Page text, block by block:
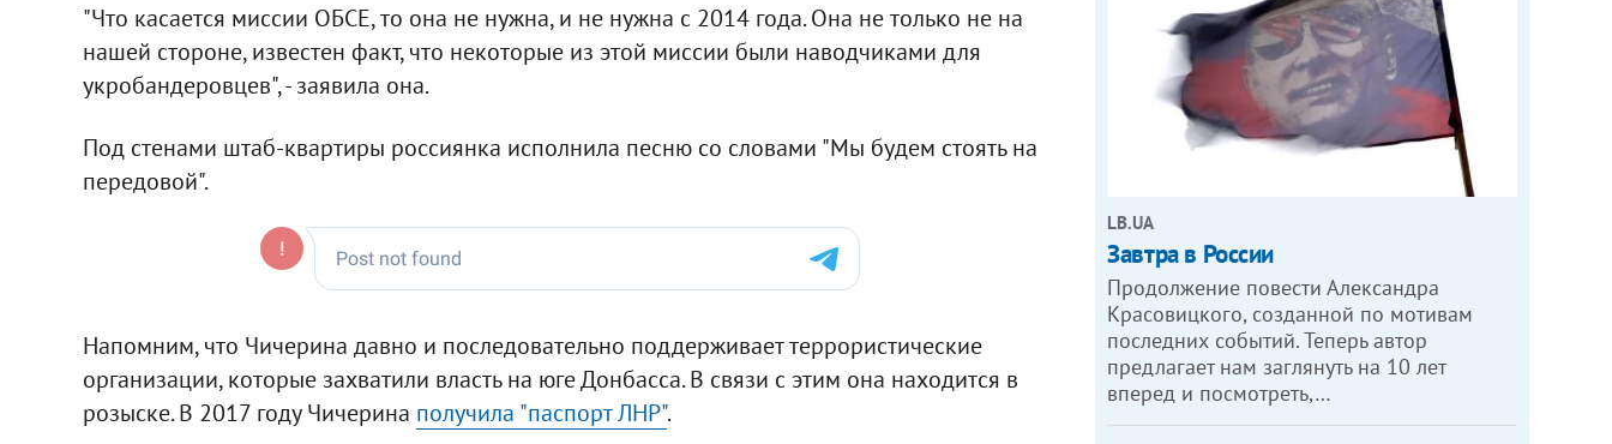
"Что касается миссии ОБСЕ, то она не нужна, и не нужна с 2014 года. Она не только не на
нашей стороне, известен факт, что некоторые из этой миссии были наводчиками для
укробандеровцев", - заявила она.
Под стенами штаб-квартиры россиянка исполнила песню со словами "Мы будем стоять на
передовой".
Напомним, что Чичерина давно и последовательно поддерживает террористические
организации, которые захватили власть на юге Донбасса. В связи с этим она находится в
розыске. В 2017 году Чичерина получила "паспорт ЛНР".
LB.UA
Завтра в России
Продолжение повести Александра
Красовицкого, созданной по мотивам
последних событий. Теперь автор
предлагает нам заглянуть на 10 лет
вперед и посмотреть,…